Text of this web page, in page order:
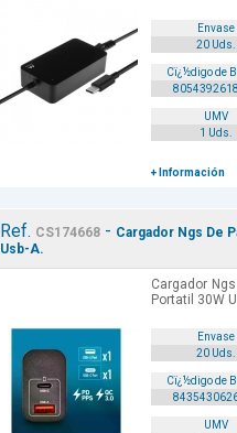
Envase
20 Uds.
Cï¿½digo de
UMV
1 Uds.
+ Información
Ref. CS174668 - Cargador Ngs De
Usb-A.
Cargador
Portatil 30W
Envase
20 Uds.
Cï¿½digo de
UMV